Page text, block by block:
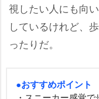
視したい人にも向
しているけれど、
ったりだ。
●おすすめポイント